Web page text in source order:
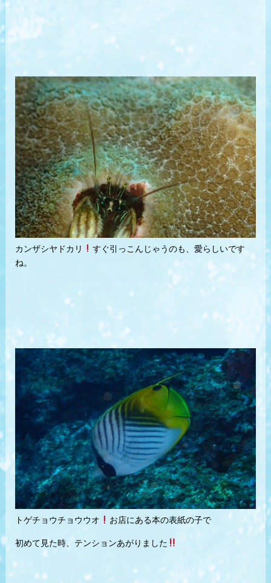
カンザシヤドカリ
すぐ引っこんじゃうのも、愛らしいです
ね。
トゲチョウチョウウオ お店にある本の表紙の子で
初めて見た時、テンションあがりました